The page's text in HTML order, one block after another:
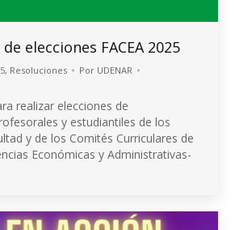
elecciones FACEA 2025
, Resoluciones Por UDENAR
realizar elecciones de
y estudiantiles de los
y de los Comités Curriculares de
Económicas y Administrativas-